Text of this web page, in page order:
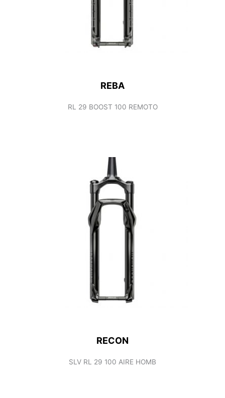
REBA
RL 29 BOOST 100 REMOTO
RECON
SLV RL 29 100 AIRE HOMB